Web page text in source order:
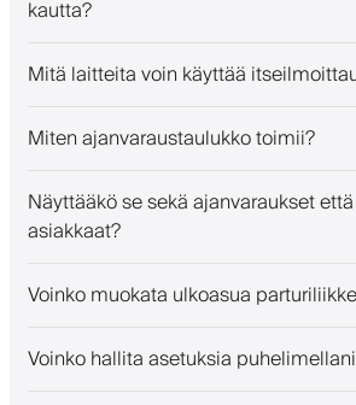
kautta?
Mitä laitteita voin käyttää
Miten ajanvaraustaulukko toimii?
Näyttääkö se sekä ajanvaraukset
asiakkaat?
Voinko muokata ulkoasua
Voinko hallita asetuksia